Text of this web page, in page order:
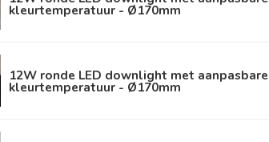
kleurtemperatuur - Ø170mm
12W ronde LED downlight met aanpasbare
kleurtemperatuur - Ø170mm